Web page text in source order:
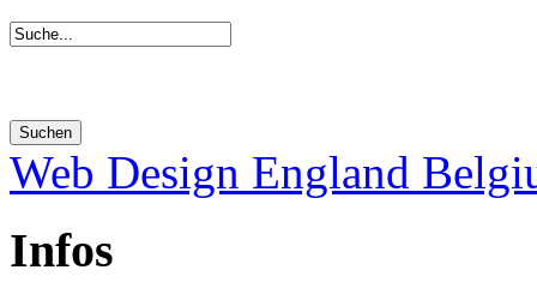
Web Design England
Infos